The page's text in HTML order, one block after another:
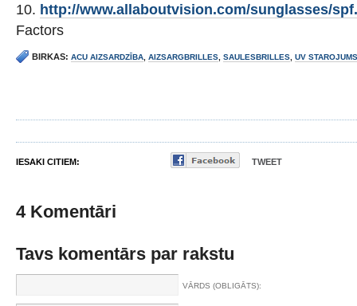
10. http://www.allaboutvision.com/sunglasses/
Factors
BIRKAS: ACU AIZSARDZĪBA AIZSARGBRILLES SAULESBRILLES UV STAROJUMS
IESAKI CITIEM: TWEET
4 Komentāri
Tavs komentārs par rakstu
VĀRDS (OBLIGĀTS):